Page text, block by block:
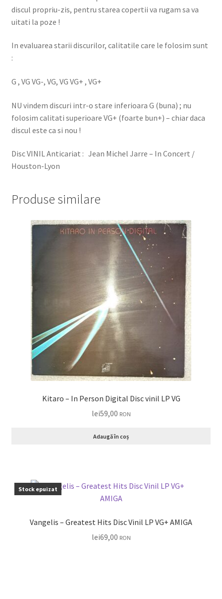
discul propriu-zis, pentru starea copertii va rugam sa va
uitati la poze !
In evaluarea starii discurilor, calitatile care le folosim sunt
:
G , VG VG-, VG, VG VG+ , VG+
NU vindem discuri intr-o stare inferioara G (buna) ; nu
folosim calitati superioare VG+ (foarte bun+) – chiar daca
discul este ca si nou !
Disc VINIL Anticariat : Jean Michel Jarre – In Concert /
Houston-Lyon
Produse similare
Kitaro – In Person Digital Disc vinil LP VG
lei59,00 RON
Adaugă în coș
Stock epuizat
Vangelis – Greatest Hits Disc Vinil LP VG+ AMIGA
lei69,00 RON